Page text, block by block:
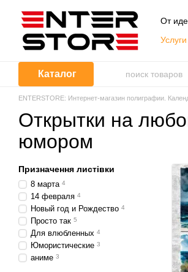
Перейти к основному контенту
От
Каталог
ENTERSTORE: Интернет-магазин полиграфии.
Открытки на
юмором
Призначення листівки
8 марта 4
14 февраля 4
Новый год и Рождество 4
Просто так 5
Для влюбленных 4
Юмористические 3
аниме 3